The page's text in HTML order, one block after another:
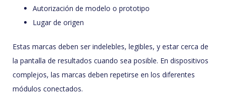
Autorización de modelo o prototipo
Lugar de origen
Estas marcas deben ser indelebles, legibles, y estar cerca de
la pantalla de resultados cuando sea posible. En dispositivos
complejos, las marcas deben repetirse en los diferentes
módulos conectados.